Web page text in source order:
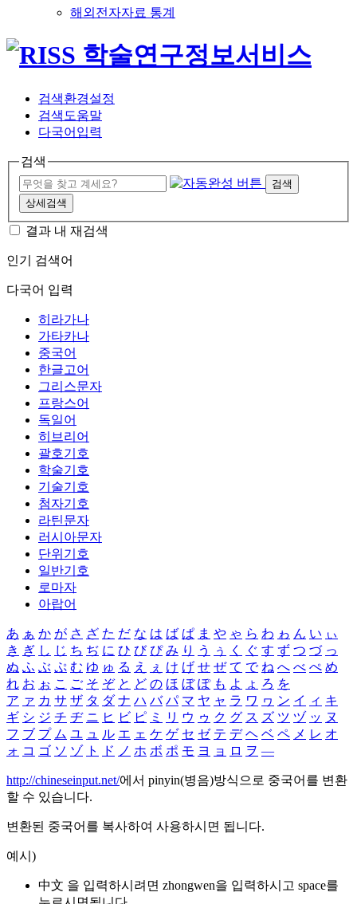
해외전자자료 통계
검색환경설정
검색도움말
다국어입력
검색
검색
상세검색
결과 내 재검색
인기 검색어
다국어 입력
히라가나
가타카나
중국어
한글고어
그리스문자
프랑스어
독일어
히브리어
괄호기호
학술기호
기술기호
첨자기호
라틴문자
러시아문자
단위기호
일반기호
로마자
아랍어
あ ぁ か が さ ざ た だ な は ば ぱ ま や ゃ ら わ ゎ ん い ぃ
き ぎ し じ ち ぢ に ひ び ぴ み り う ぅ く ぐ す ず つ づ っ
ぬ ふ ぶ ぷ む ゆ ゅ る え ぇ け げ せ ぜ て で ね へ べ ぺ め
れ お ぉ こ ご そ ぞ と ど の ほ ぼ ぽ も よ ょ ろ を
ア ァ カ サ ザ タ ダ ナ ハ バ パ マ ヤ ャ ラ ワ ヮ ン イ ィ キ
ギ シ ジ チ ヂ ニ ヒ ビ ピ ミ リ ウ ゥ ク グ ス ズ ツ ヅ ッ ヌ
フ ブ プ ム ユ ュ ル エ ェ ケ ゲ セ ゼ テ デ ヘ ベ ペ メ レ オ
ォ コ ゴ ソ ゾ ト ド ノ ホ ボ ポ モ ヨ ョ ロ ヲ ―
http://chineseinput.net/에서 pinyin(병음)방식으로 중국어를 변환
할 수 있습니다.
변환된 중국어를 복사하여 사용하시면 됩니다.
예시)
中文 을 입력하시려면 zhongwen을 입력하시고 space를